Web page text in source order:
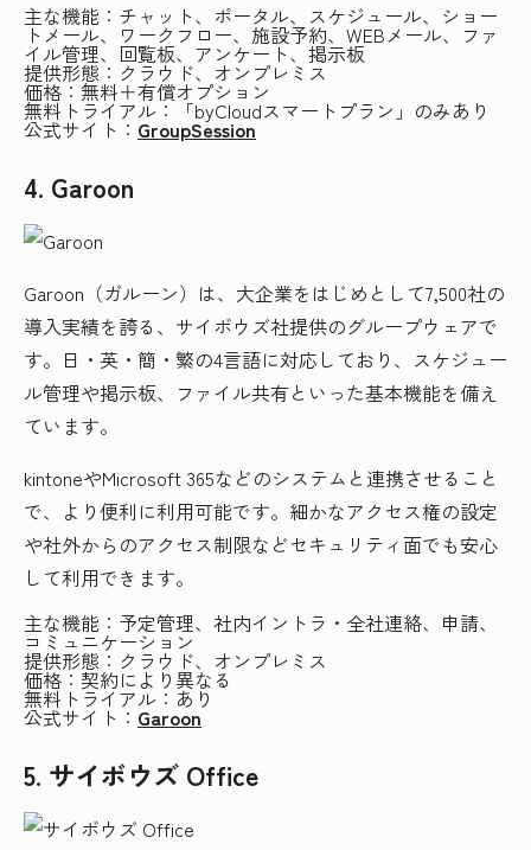
主な機能：チャット、ポータル、スケジュール、ショー
トメール、ワークフロー、施設予約、WEBメール、ファ
イル管理、回覧板、アンケート、掲示板
提供形態：クラウド、オンプレミス
価格：無料＋有償オプション
無料トライアル：「byCloudスマートプラン」のみあり
公式サイト： GroupSession
4. Garoon
Garoon（ガルーン）は、大企業をはじめとして7,500社の
導入実績を誇る、サイボウズ社提供のグループウェアで
す。日・英・簡・繁の4言語に対応しており、スケジュー
ル管理や掲示板、ファイル共有といった基本機能を備え
ています。
kintoneやMicrosoft 365などのシステムと連携させること
で、より便利に利用可能です。細かなアクセス権の設定
や社外からのアクセス制限などセキュリティ面でも安心
して利用できます。
主な機能：予定管理、社内イントラ・全社連絡、申請、
コミュニケーション
提供形態：クラウド、オンプレミス
価格：契約により異なる
無料トライアル：あり
公式サイト： Garoon
5. サイボウズ Office